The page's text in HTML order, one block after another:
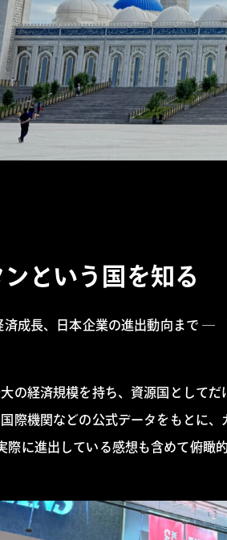
という国を知る
成長、日本企業の進出動向まで ―
の経済規模を持ち、資源国として
際機関などの公式データをもとに
に進出している感想も含めて俯瞰